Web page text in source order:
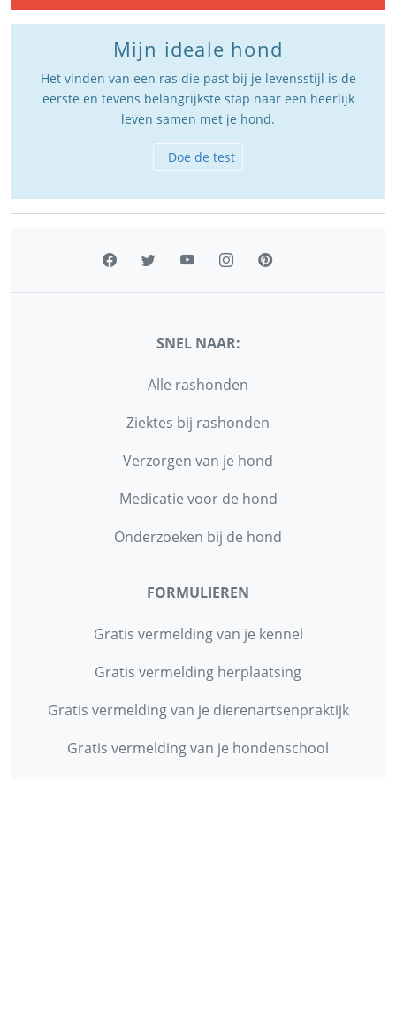
Mijn ideale hond
Het vinden van een ras die past bij je levensstijl is de
eerste en tevens belangrijkste stap naar een heerlijk
leven samen met je hond.
Doe de test
SNEL NAAR:
Alle rashonden
Ziektes bij rashonden
Verzorgen van je hond
Medicatie voor de hond
Onderzoeken bij de hond
FORMULIEREN
Gratis vermelding van je kennel
Gratis vermelding herplaatsing
Gratis vermelding van je dierenartsenpraktijk
Gratis vermelding van je hondenschool